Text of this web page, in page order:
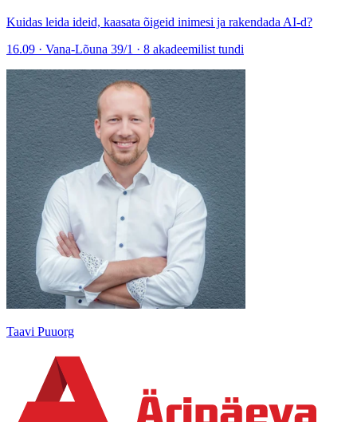
Kuidas leida ideid, kaasata õigeid inimesi ja rakendada AI-d?
16.09 · Vana-Lõuna 39/1 · 8 akadeemilist tundi
Taavi Puuorg